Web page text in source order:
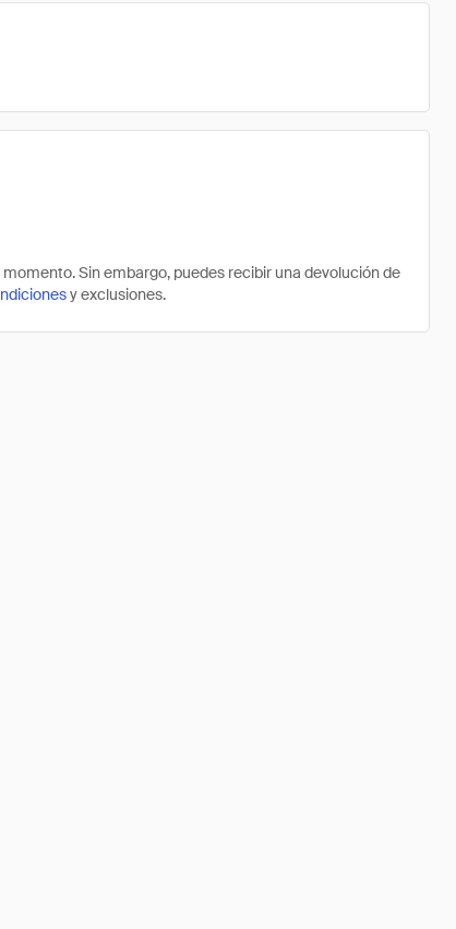
Sin embargo, puedes recibir una devolución de
y exclusiones.